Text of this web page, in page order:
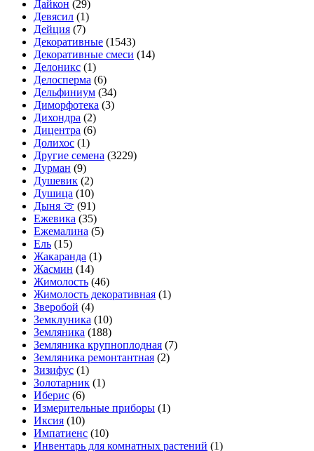
Дайкон (29)
Девясил (1)
Дейция (7)
Декоративные (1543)
Декоративные смеси (14)
Делоникс (1)
Делосперма (6)
Дельфиниум (34)
Диморфотека (3)
Дихондра (2)
Дицентра (6)
Долихос (1)
Другие семена (3229)
Дурман (9)
Душевик (2)
Душица (10)
Дыня 🍈 (91)
Ежевика (35)
Ежемалина (5)
Ель (15)
Жакаранда (1)
Жасмин (14)
Жимолость (46)
Жимолость декоративная (1)
Зверобой (4)
Земклуника (10)
Земляника (188)
Земляника крупноплодная (7)
Земляника ремонтантная (2)
Зизифус (1)
Золотарник (1)
Иберис (6)
Измерительные приборы (1)
Иксия (10)
Импатиенс (10)
Инвентарь для комнатных растений (1)